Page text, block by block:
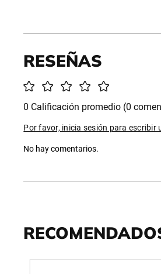
0 Calificación promedio (0
Por favor, inicia sesión para escribir
No hay comentarios.